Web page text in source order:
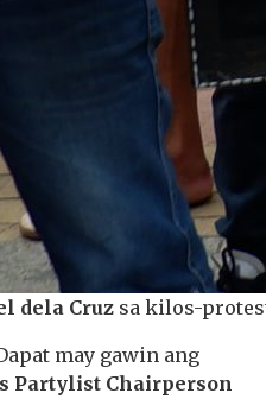
dela Cruz sa kilos-
may gawin ang
Partylist Chairperson